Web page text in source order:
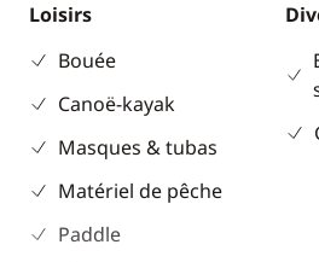
Loisirs
Bouée
Canoë-kayak
Masques & tubas
Matériel de pêche
Paddle